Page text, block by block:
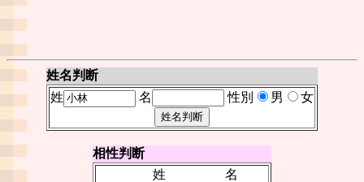
姓名判断
姓
名 性別 男 女
相性判断
姓
名